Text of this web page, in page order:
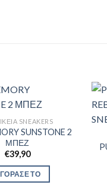
SNEAKERS
SUNSTONE 2
ΜΠΕΖ
€39,90
ΤΟ